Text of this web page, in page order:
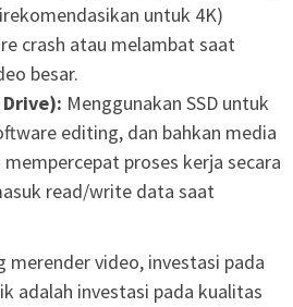
untuk 4K)
crash atau melambat saat
besar.
Menggunakan SSD untuk
editing, dan bahkan media
proses kerja secara
read/write data saat
merender video, investasi pada
adalah investasi pada kualitas